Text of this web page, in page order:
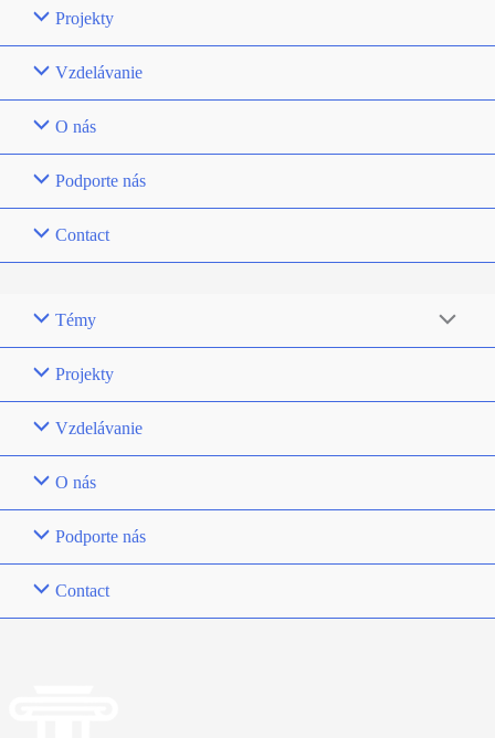
Projekty
Vzdelávanie
O nás
Podporte nás
Contact
Témy
Projekty
Vzdelávanie
O nás
Podporte nás
Contact